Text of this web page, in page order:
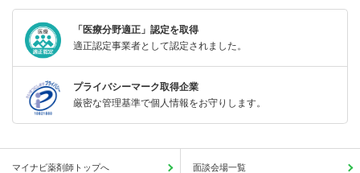
「医療分野適正」認定を取得
適正認定事業者として認定されました。
プライバシーマーク取得企業
厳密な管理基準で個人情報をお守りします。
マイナビ薬剤師トップへ 面談会場一覧